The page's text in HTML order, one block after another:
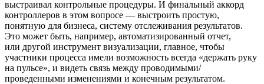
выстраивал контрольные процедуры. И финальный аккорд
контроллеров в этом вопросе — выстроить простую,
понятную для бизнеса, систему отслеживания результатов.
Это может быть, например, автоматизированный отчет,
или другой инструмент визуализации, главное, чтобы
участники процесса имели возможность всегда «держать руку
на пульсе», и видеть связь между проводимыми/
проведенными изменениями и конечным результатом.